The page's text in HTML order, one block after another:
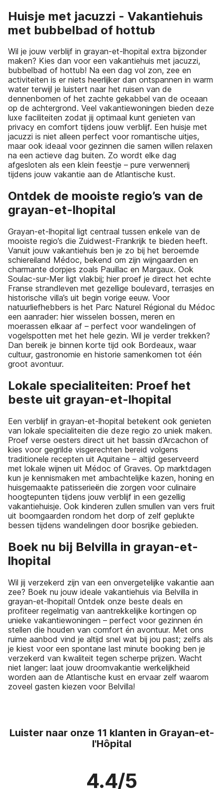
Huisje met jacuzzi - Vakantiehuis
met bubbelbad of hottub
Wil je jouw verblijf in grayan-et-lhopital extra bijzonder
maken? Kies dan voor een vakantiehuis met jacuzzi,
bubbelbad of hottub! Na een dag vol zon, zee en
activiteiten is er niets heerlijker dan ontspannen in warm
water terwijl je luistert naar het ruisen van de
dennenbomen of het zachte gekabbel van de oceaan
op de achtergrond. Veel vakantiewoningen bieden deze
luxe faciliteiten zodat jij optimaal kunt genieten van
privacy en comfort tijdens jouw verblijf. Een huisje met
jacuzzi is niet alleen perfect voor romantische uitjes,
maar ook ideaal voor gezinnen die samen willen relaxen
na een actieve dag buiten. Zo wordt elke dag
afgesloten als een klein feestje – pure verwennerij
tijdens jouw vakantie aan de Atlantische kust.
Ontdek de mooiste regio’s van de
grayan-et-lhopital
Grayan-et-lhopital ligt centraal tussen enkele van de
mooiste regio’s die Zuidwest-Frankrijk te bieden heeft.
Vanuit jouw vakantiehuis ben je zo bij het beroemde
schiereiland Médoc, bekend om zijn wijngaarden en
charmante dorpjes zoals Pauillac en Margaux. Ook
Soulac-sur-Mer ligt vlakbij; hier proef je direct het echte
Franse strandleven met gezellige boulevard, terrasjes en
historische villa’s uit begin vorige eeuw. Voor
natuurliefhebbers is het Parc Naturel Régional du Médoc
een aanrader: hier wisselen bossen, meren en
moerassen elkaar af – perfect voor wandelingen of
vogelspotten met het hele gezin. Wil je verder trekken?
Dan bereik je binnen korte tijd ook Bordeaux, waar
cultuur, gastronomie en historie samenkomen tot één
groot avontuur.
Lokale specialiteiten: Proef het
beste uit grayan-et-lhopital
Een verblijf in grayan-et-lhopital betekent ook genieten
van lokale specialiteiten die deze regio zo uniek maken.
Proef verse oesters direct uit het bassin d’Arcachon of
kies voor gegrilde visgerechten bereid volgens
traditionele recepten uit Aquitaine – altijd geserveerd
met lokale wijnen uit Médoc of Graves. Op marktdagen
kun je kennismaken met ambachtelijke kazen, honing en
huisgemaakte patisserieën die zorgen voor culinaire
hoogtepunten tijdens jouw verblijf in een gezellig
vakantiehuisje. Ook kinderen zullen smullen van vers fruit
uit boomgaarden rondom het dorp of zelf geplukte
bessen tijdens wandelingen door bosrijke gebieden.
Boek nu bij Belvilla in grayan-et-
lhopital
Wil jij verzekerd zijn van een onvergetelijke vakantie aan
zee? Boek nu jouw ideale vakantiehuis via Belvilla in
grayan-et-lhopital! Ontdek onze beste deals en
profiteer regelmatig van aantrekkelijke kortingen op
unieke vakantiewoningen – perfect voor gezinnen én
stellen die houden van comfort én avontuur. Met ons
ruime aanbod vind je altijd snel wat bij jou past; zelfs als
je kiest voor een spontane last minute booking ben je
verzekerd van kwaliteit tegen scherpe prijzen. Wacht
niet langer: laat jouw droomvakantie werkelijkheid
worden aan de Atlantische kust en ervaar zelf waarom
zoveel gasten kiezen voor Belvilla!
Luister naar onze 11 klanten in Grayan-et-
l'Hôpital
4.4/5